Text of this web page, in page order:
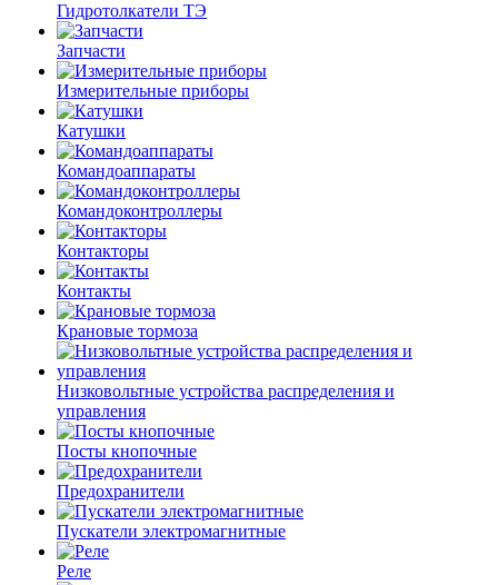
Гидротолкатели ТЭ
Запчасти
Измерительные приборы
Катушки
Командоаппараты
Командоконтроллеры
Контакторы
Контакты
Крановые тормоза
Низковольтные устройства распределения и
управления
Посты кнопочные
Предохранители
Пускатели электромагнитные
Реле